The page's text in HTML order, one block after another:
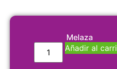
Melaza
Añadir al